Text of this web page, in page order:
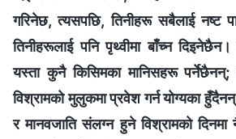
गरिनेछ, त्यसपछि, तिनीहरू सबैलाई नष्ट
तिनीहरूलाई पनि पृथ्वीमा बाँच्न दिइनेछैन।
यस्ता कुनै किसिमका मानिसहरू
विश्रामको मुलुकमा प्रवेश गर्न योग्यका
र मानवजाति संलग्न हुने विश्रामको दिनमा